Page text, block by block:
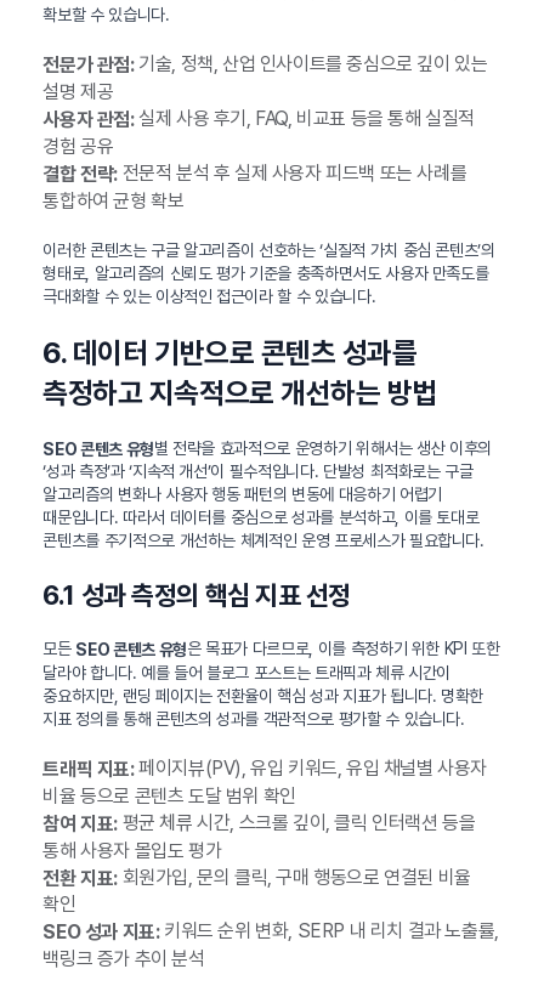
확보할 수 있습니다.
전문가 관점:기술, 정책, 산업 인사이트를 중심으로 깊이 있는
설명 제공
사용자 관점:실제 사용 후기, FAQ, 비교표 등을 통해 실질적
경험 공유
결합 전략:전문적 분석 후 실제 사용자 피드백 또는 사례를
통합하여 균형 확보
이러한 콘텐츠는 구글 알고리즘이 선호하는 ‘실질적 가치 중심 콘텐츠’의
형태로, 알고리즘의 신뢰도 평가 기준을 충족하면서도 사용자 만족도를
극대화할 수 있는 이상적인 접근이라 할 수 있습니다.
6. 데이터 기반으로 콘텐츠 성과를
측정하고 지속적으로 개선하는 방법
SEO 콘텐츠 유형별 전략을 효과적으로 운영하기 위해서는 생산 이후의
‘성과 측정’과 ‘지속적 개선’이 필수적입니다. 단발성 최적화로는 구글
알고리즘의 변화나 사용자 행동 패턴의 변동에 대응하기 어렵기
때문입니다. 따라서 데이터를 중심으로 성과를 분석하고, 이를 토대로
콘텐츠를 주기적으로 개선하는 체계적인 운영 프로세스가 필요합니다.
6.1 성과 측정의 핵심 지표 선정
모든 SEO 콘텐츠 유형은 목표가 다르므로, 이를 측정하기 위한 KPI 또한
달라야 합니다. 예를 들어 블로그 포스트는 트래픽과 체류 시간이
중요하지만, 랜딩 페이지는 전환율이 핵심 성과 지표가 됩니다. 명확한
지표 정의를 통해 콘텐츠의 성과를 객관적으로 평가할 수 있습니다.
트래픽 지표:페이지뷰(PV), 유입 키워드, 유입 채널별 사용자
비율 등으로 콘텐츠 도달 범위 확인
참여 지표:평균 체류 시간, 스크롤 깊이, 클릭 인터랙션 등을
통해 사용자 몰입도 평가
전환 지표:회원가입, 문의 클릭, 구매 행동으로 연결된 비율
확인
SEO 성과 지표:키워드 순위 변화, SERP 내 리치 결과 노출률,
백링크 증가 추이 분석